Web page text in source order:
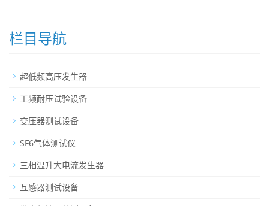
栏目导航
超低频高压发生器
工频耐压试验设备
变压器测试设备
SF6气体测试仪
三相温升大电流发生器
互感器测试设备